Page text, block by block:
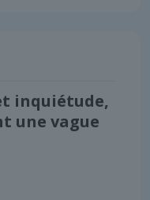
inquiétude,
une vague